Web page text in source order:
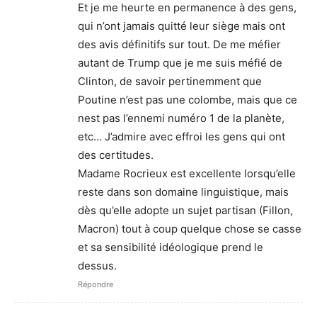
Et je me heurte en permanence à des gens,
qui n’ont jamais quitté leur siège mais ont
des avis définitifs sur tout. De me méfier
autant de Trump que je me suis méfié de
Clinton, de savoir pertinemment que
Poutine n’est pas une colombe, mais que ce
nest pas l’ennemi numéro 1 de la planète,
etc… J’admire avec effroi les gens qui ont
des certitudes.
Madame Rocrieux est excellente lorsqu’elle
reste dans son domaine linguistique, mais
dès qu’elle adopte un sujet partisan (Fillon,
Macron) tout à coup quelque chose se casse
et sa sensibilité idéologique prend le
dessus.
Répondre